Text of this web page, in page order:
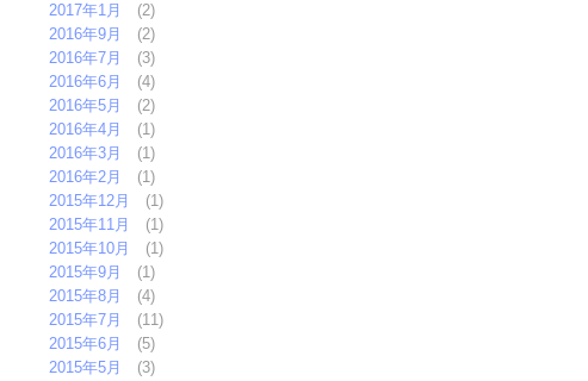
2017年1月
(2)
2016年9月
(2)
2016年7月
(3)
2016年6月
(4)
2016年5月
(2)
2016年4月
(1)
2016年3月
(1)
2016年2月
(1)
2015年12月
(1)
2015年11月
(1)
2015年10月
(1)
2015年9月
(1)
2015年8月
(4)
2015年7月
(11)
2015年6月
(5)
2015年5月
(3)